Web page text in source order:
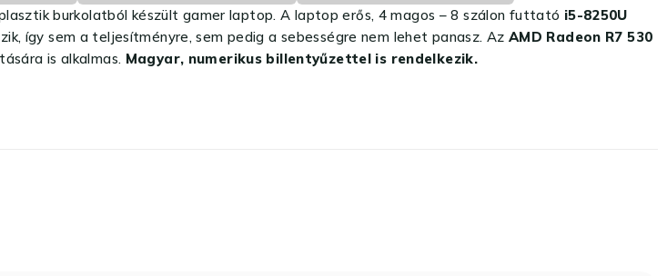
burkolatból készült gamer laptop. A laptop erős, 4 magos – 8 szálon futtató i5-8250U
így sem a teljesítményre, sem pedig a sebességre nem lehet panasz. Az AMD Radeon R7 530
is alkalmas. Magyar, numerikus billentyűzettel is rendelkezik.